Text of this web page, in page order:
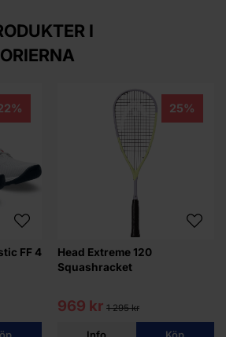
I
FF 4
25%
Head Extreme 120
Squashracket
969 kr 1 295 kr